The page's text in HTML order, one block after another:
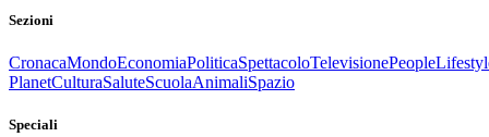
Sezioni
CronacaMondoEconomiaPoliticaSpettacoloTelevisionePeople
PlanetCulturaSaluteScuolaAnimaliSpazio
Speciali